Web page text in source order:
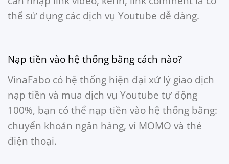
thể sử dụng các dịch vụ Youtube dễ dàng.
Nạp tiền vào hệ thống bằng cách nào?
VinaFabo có hệ thống hiện đại xử lý giao dịch
nạp tiền và mua dịch vụ Youtube tự động
100%, bạn có thể nạp tiền vào hệ thống bằng:
chuyển khoản ngân hàng, ví MOMO và thẻ
điện thoại.